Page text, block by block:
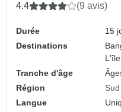
4.4 (9 avis)
Durée
15
Destinations
Tranche d'âge
Région
Langue